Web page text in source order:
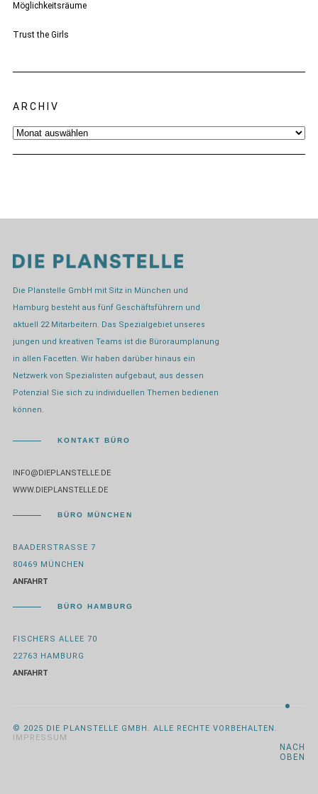
Möglichkeitsräume
Trust the Girls
ARCHIV
Archiv
Die Planstelle GmbH mit Sitz in München und
Hamburg besteht aus fünf Geschäftsführern und
aktuell 22 Mitarbeitern. Das Spezialgebiet unseres
jungen und kreativen Teams ist die Büroraumplanung
in allen Facetten. Wir haben darüber hinaus ein
Netzwerk von Spezialisten aufgebaut, aus dessen
Potenzial Sie sich zu individuellen Themen bedienen
können.
KONTAKT BÜRO
INFO@DIEPLANSTELLE.DE
WWW.DIEPLANSTELLE.DE
BÜRO MÜNCHEN
BAADERSTRASSE 7
80469 MÜNCHEN
ANFAHRT
BÜRO HAMBURG
FISCHERS ALLEE 70
22763 HAMBURG
ANFAHRT
© 2025 DIE PLANSTELLE GMBH. ALLE RECHTE VORBEHALTEN.
IMPRESSUM
NACH
OBEN